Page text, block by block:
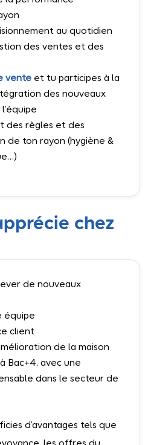
au quotidien
des ventes et des
venteet tu participes à la
des nouveaux
des règles et des
de ton rayon (hygiène &
chez
de nouveaux
équipe
client
de la maison
Bac+4, avec une
dans le secteur de
d’avantages tels que